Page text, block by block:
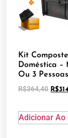
Kit
Doméstica –
Ou 3
R$364,40 R$
Adicionar Ao